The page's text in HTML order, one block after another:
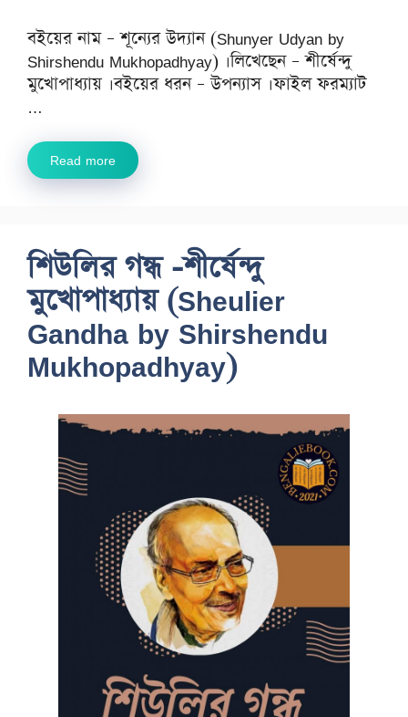
বইয়ের নাম – শূন্যের উদ্যান (Shunyer Udyan by
Shirshendu Mukhopadhyay) ।লিখেছেন – শীর্ষেন্দু
মুখোপাধ্যায় ।বইয়ের ধরন – উপন্যাস ।ফাইল ফরম্যাট
…
Read more
শিউলির গন্ধ -শীর্ষেন্দু
মুখোপাধ্যায় (Sheulier
Gandha by Shirshendu
Mukhopadhyay)